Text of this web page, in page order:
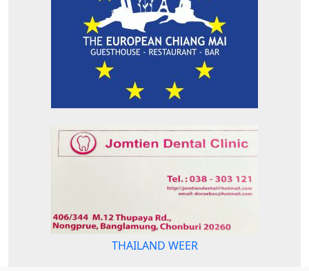
THAILAND WEER